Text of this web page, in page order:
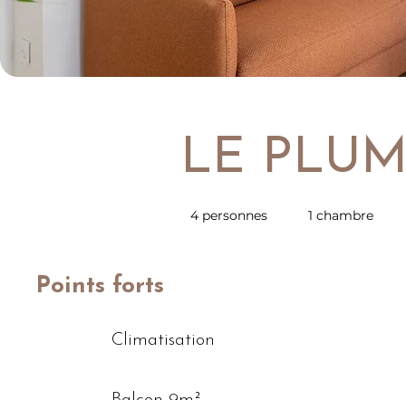
LE
4 personnes 1 chambre
Points forts
​​​Climatisation​